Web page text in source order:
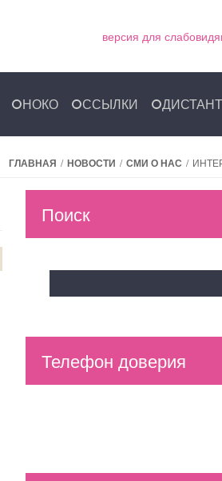
версия для
НОКО ССЫЛКИ ДИСТАНТ
ГЛАВНАЯ / НОВОСТИ / СМИ О НАС /
Поиск
Телефон доверия